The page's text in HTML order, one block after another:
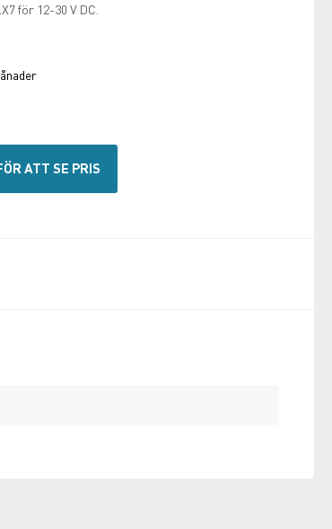
för 12-30 V DC.
ATT SE PRIS